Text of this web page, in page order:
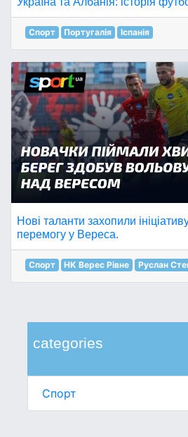
categories
Спорт
Спорт Португалія Іспанія
Нові таланти захопили
перемогу у Вереса.
Спорт НК Верес Рівне Руслан